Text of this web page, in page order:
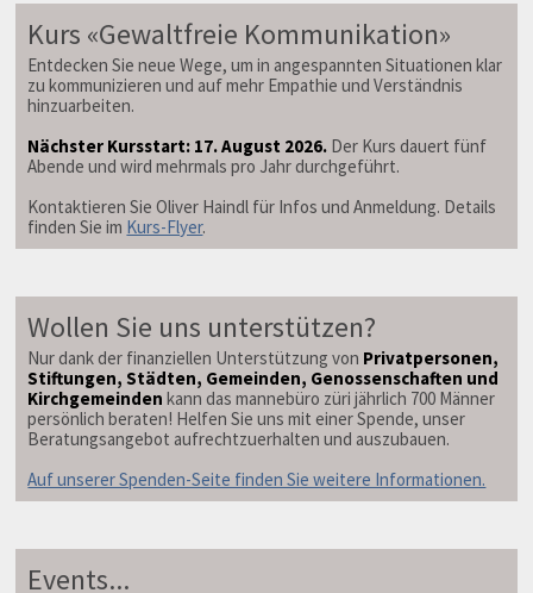
Kurs «Gewaltfreie Kommunikation»
Entdecken Sie neue Wege, um in angespannten Situationen klar
zu kommunizieren und auf mehr Empathie und Verständnis
hinzuarbeiten.
Nächster Kursstart: 17. August 2026. Der Kurs dauert fünf
Abende und wird mehrmals pro Jahr durchgeführt.
Kontaktieren Sie Oliver Haindl für Infos und Anmeldung. Details
finden Sie im Kurs-Flyer.
Wollen Sie uns unterstützen?
Nur dank der finanziellen Unterstützung von Privatpersonen,
Stiftungen, Städten, Gemeinden, Genossenschaften und
Kirchgemeinden kann das mannebüro züri jährlich 700 Männer
persönlich beraten! Helfen Sie uns mit einer Spende, unser
Beratungsangebot aufrechtzuerhalten und auszubauen.
Auf unserer Spenden-Seite finden Sie weitere Informationen.
Events...